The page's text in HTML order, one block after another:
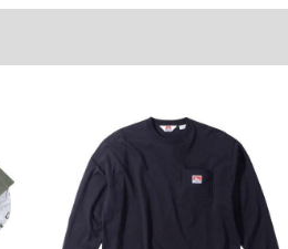
間以内にご連絡ください。
上、返品交換不可とさせて頂いております。予め
裾上げ無料対象商品は1本につき税込6,000円以
は有料（500円+税）となります。）